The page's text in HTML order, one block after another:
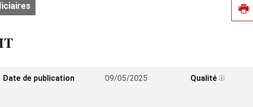
Date de publication 09/05/2025 Qualité